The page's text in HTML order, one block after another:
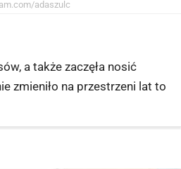
adaszulc
a także zaczęła nosić
zmieniło na przestrzeni lat to